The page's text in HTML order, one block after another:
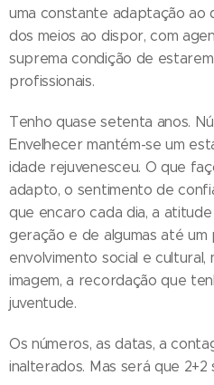
uma constante adaptação ao
dos meios ao dispor, com
suprema condição de
profissionais.
Tenho quase setenta anos.
Envelhecer mantém-se um
idade rejuvenesceu. O que
adapto, o sentimento de
que encaro cada dia, a
geração e de algumas até um
envolvimento social e cultural,
imagem, a recordação que
juventude.
Os números, as datas, a
inalterados. Mas será que 2+2